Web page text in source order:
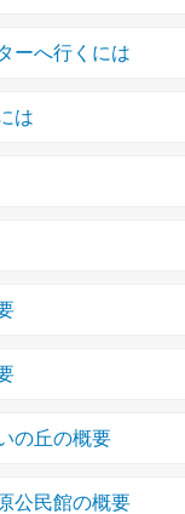
ーへ行くには
は
の丘の概要
公民館の概要